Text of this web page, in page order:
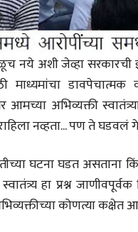
नये अशी जेव्हा सरकारची
माध्यमांचा
आमच्या अभिव्यक्ती
नव्हता... पण ते घडवलं
घटना घडत असताना
हा प्रश्न
कोणत्या